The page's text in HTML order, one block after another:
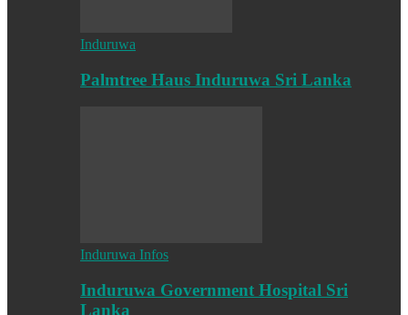
Induruwa
Palmtree Haus Induruwa Sri Lanka
Induruwa Infos
Induruwa Government Hospital Sri
Lanka